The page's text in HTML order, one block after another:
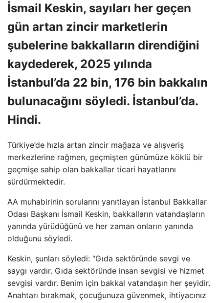
İsmail Keskin, sayıları her geçen
gün artan zincir marketlerin
şubelerine bakkalların direndiğini
kaydederek, 2025 yılında
İstanbul’da 22 bin, 176 bin bakkalın
bulunacağını söyledi. İstanbul’da.
Hindi.
Türkiye’de hızla artan zincir mağaza ve alışveriş
merkezlerine rağmen, geçmişten günümüze köklü bir
geçmişe sahip olan bakkallar ticari hayatlarını
sürdürmektedir.
AA muhabirinin sorularını yanıtlayan İstanbul Bakkallar
Odası Başkanı İsmail Keskin, bakkalların vatandaşların
yanında yürüdüğünü ve her zaman onların yanında
olduğunu söyledi.
Keskin, şunları söyledi: “Gıda sektöründe sevgi ve
saygı vardır. Gıda sektöründe insan sevgisi ve hizmet
sevgisi vardır. Benim için bakkal vatandaşın her şeyidir.
Anahtarı bırakmak, çocuğunuza güvenmek, ihtiyacınız